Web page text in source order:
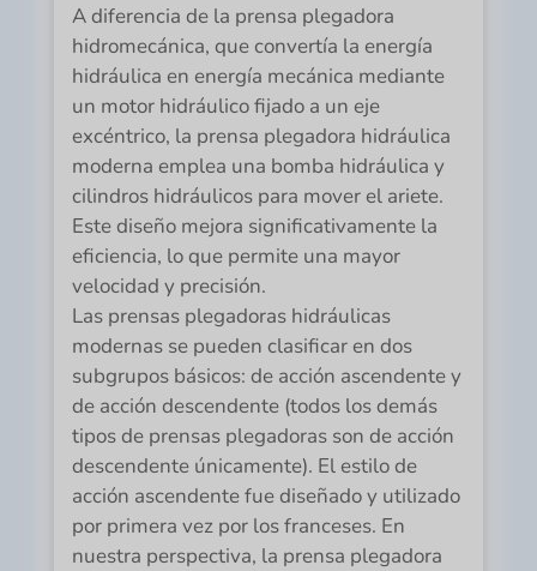
A diferencia de la prensa plegadora
hidromecánica, que convertía la energía
hidráulica en energía mecánica mediante
un motor hidráulico fijado a un eje
excéntrico, la prensa plegadora hidráulica
moderna emplea una bomba hidráulica y
cilindros hidráulicos para mover el ariete.
Este diseño mejora significativamente la
eficiencia, lo que permite una mayor
velocidad y precisión.
Las prensas plegadoras hidráulicas
modernas se pueden clasificar en dos
subgrupos básicos: de acción ascendente y
de acción descendente (todos los demás
tipos de prensas plegadoras son de acción
descendente únicamente). El estilo de
acción ascendente fue diseñado y utilizado
por primera vez por los franceses. En
nuestra perspectiva, la prensa plegadora